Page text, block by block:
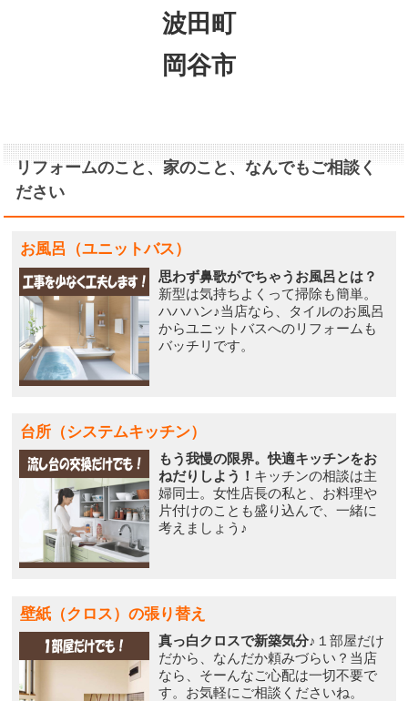
波田町
岡谷市
リフォームのこと、家のこと、なんでもご相談く
ださい
お風呂（ユニットバス）
思わず鼻歌がでちゃうお風呂とは？
新型は気持ちよくって掃除も簡単。
ハハハン♪当店なら、タイルのお風呂
からユニットバスへのリフォームも
バッチリです。
台所（システムキッチン）
もう我慢の限界。快適キッチンをお
ねだりしよう！ キッチンの相談は主
婦同士。女性店長の私と、お料理や
片付けのことも盛り込んで、一緒に
考えましょう♪
壁紙（クロス）の張り替え
真っ白クロスで新築気分♪ １部屋だけ
だから、なんだか頼みづらい？当店
なら、そーんなご心配は一切不要で
す。お気軽にご相談くださいね。